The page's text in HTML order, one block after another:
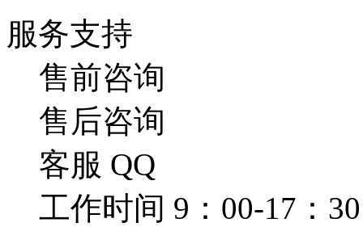
服务支持
售前咨询
售后咨询
客服 QQ
工作时间 9：00-17：30